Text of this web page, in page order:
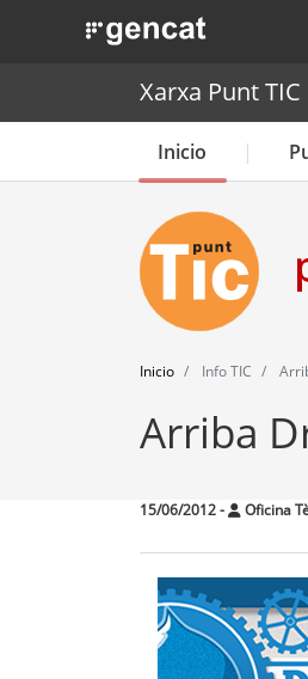
. Obre en una nova finestra.
Xarxa Punt TIC
Inicio
Inicio Info TIC
Arriba
15/06/2012- Oficina